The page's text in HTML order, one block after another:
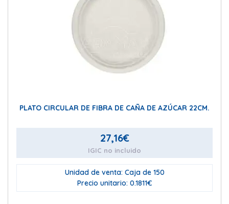
PLATO CIRCULAR DE FIBRA DE CAÑA DE AZÚCAR 22CM.
27,16€
IGIC no incluido
Unidad de venta: Caja de 150
Precio unitario: 0.1811€